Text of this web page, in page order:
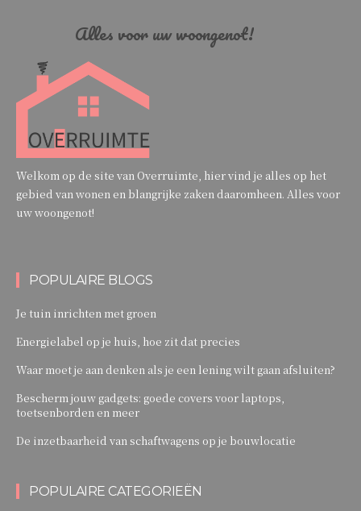
Alles voor uw woongenot!
Welkom op de site van Overruimte, hier vind je alles op het
gebied van wonen en blangrijke zaken daaromheen. Alles voor
uw woongenot!
POPULAIRE BLOGS
Je tuin inrichten met groen
Energielabel op je huis, hoe zit dat precies
Waar moet je aan denken als je een lening wilt gaan afsluiten?
Bescherm jouw gadgets: goede covers voor laptops,
toetsenborden en meer
De inzetbaarheid van schaftwagens op je bouwlocatie
POPULAIRE CATEGORIEËN